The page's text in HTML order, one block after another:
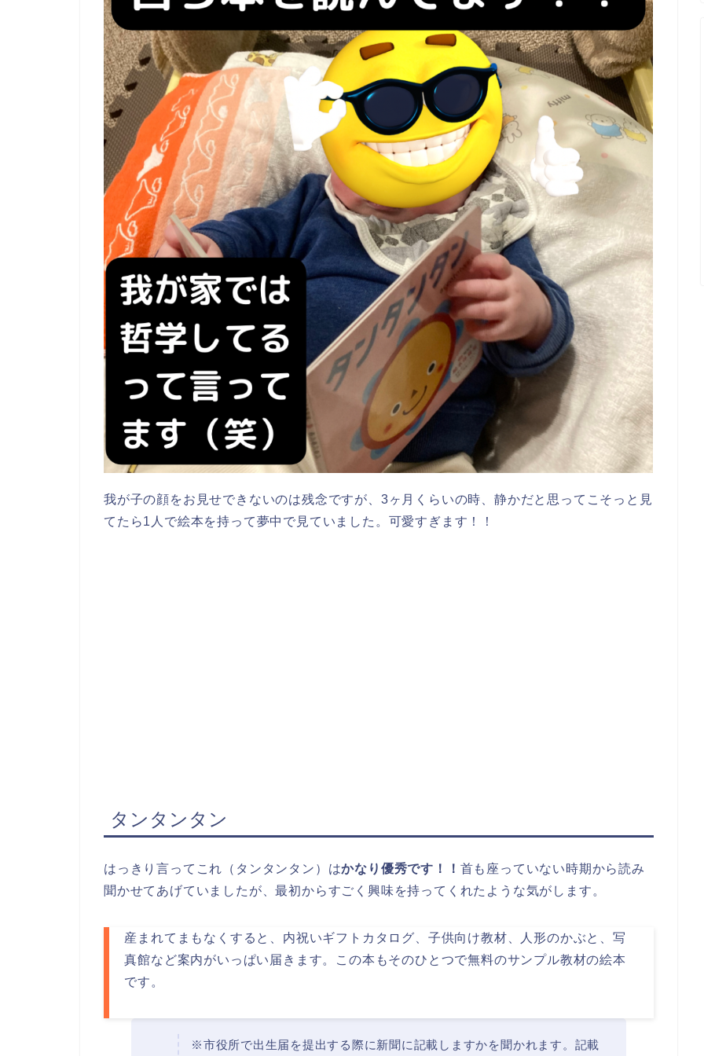
我が子の顔をお見せできないのは残念ですが、3ヶ月くらいの時、静かだと思ってこそっと見
てたら1人で絵本を持って夢中で見ていました。可愛すぎます！！
タンタンタン
はっきり言ってこれ（タンタンタン）はかなり優秀です！！ 首も座っていない時期から読み
聞かせてあげていましたが、最初からすごく興味を持ってくれたような気がします。
産まれてまもなくすると、内祝いギフトカタログ、子供向け教材、人形のかぶと、写
真館など案内がいっぱい届きます。この本もそのひとつで無料のサンプル教材の絵本
です。
※市役所で出生届を提出する際に新聞に記載しますかを聞かれます。記載